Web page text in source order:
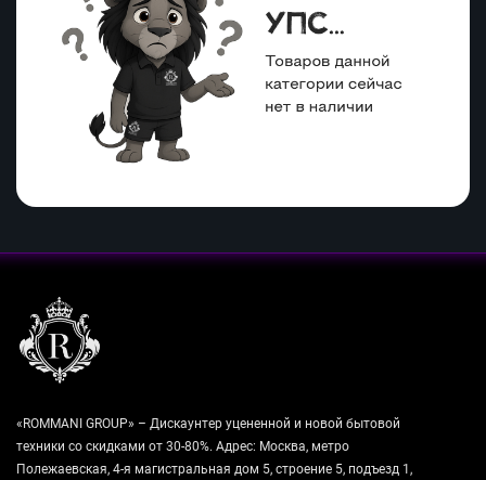
«ROMMANI GROUP» – Дискаунтер уцененной и новой бытовой
техники со скидками от 30-80%. Адрес: Москва, метро
Полежаевская, 4-я магистральная дом 5, строение 5, подъезд 1,